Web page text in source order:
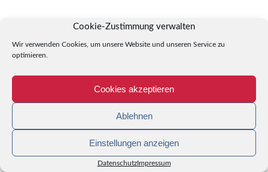
Cookie-Zustimmung verwalten
Wir verwenden Cookies, um unsere Website und unseren Service zu
optimieren.
Cookies akzeptieren
Ablehnen
Einstellungen anzeigen
DatenschutzImpressum